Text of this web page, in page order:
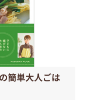
簡単大人ごは